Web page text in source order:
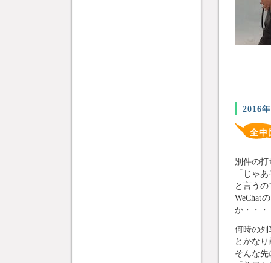
2016
全中
別件の打
「じゃ
と言う
WeChat
か・・・
何時の列
とかな
そんな